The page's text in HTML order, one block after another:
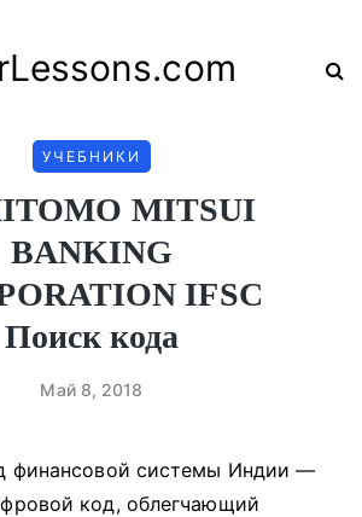
УЧЕБНИКИ
MITSUI
BANKING
IFSC
Поиск кода
Май 8, 2018
финансовой системы Индии —
код, облегчающий